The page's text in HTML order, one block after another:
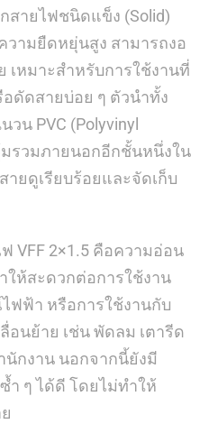
สายไฟชนิดแข็ง (Solid)
ามยืดหยุ่นสูง สามารถงอ
เหมาะสำหรับการใช้งานที่
ดัดสายบ่อย ๆ ตัวนำทั้ง
น PVC (Polyvinyl
รวมภายนอกอีกชั้นหนึ่งใน
ยดูเรียบร้อยและจัดเก็บ
VFF 2×1.5 คือความอ่อน
ให้สะดวกต่อการใช้งาน
ฟฟ้า หรือการใช้งานกับ
อนย้าย เช่น พัดลม เตารีด
นักงาน นอกจากนี้ยังมี
ๆ ได้ดี โดยไม่ทำให้